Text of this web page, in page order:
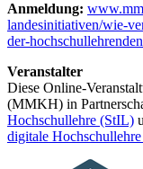
Anmeldung:
landesinitiativen/wie-
der-
Veranstalter
Diese Online-
(MMKH) in
Hochschullehre (StIL)
digitale